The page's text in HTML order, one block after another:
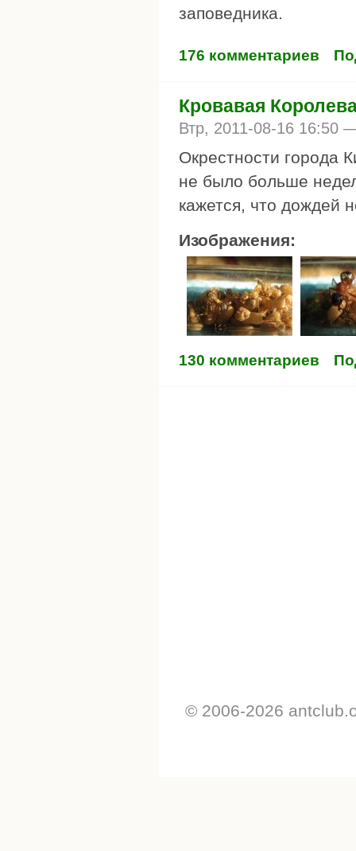
заповедника.
176 комментариев
Кровавая
Втр, 2011-08-16 16:50
Окрестности города
не было больше
кажется, что дождей
Изображения:
130 комментариев
© 2006-2026